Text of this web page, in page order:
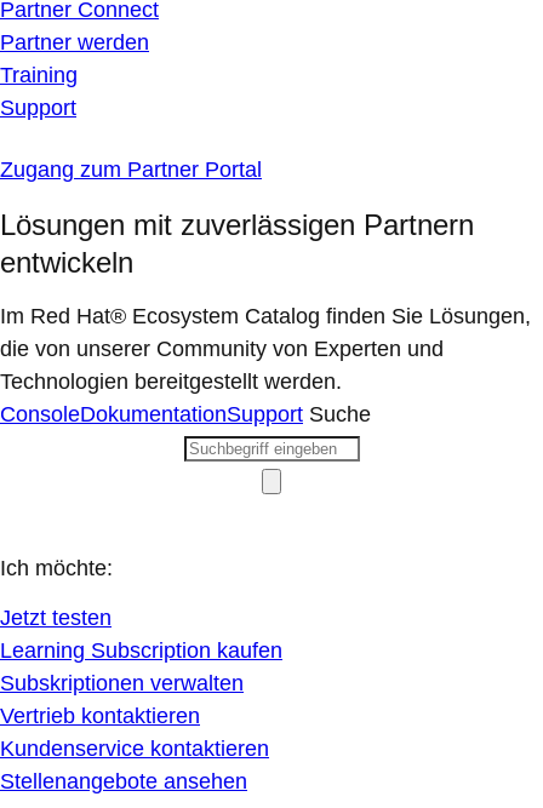
Partner Connect
Partner werden
Training
Support
Zugang zum Partner Portal
Lösungen mit zuverlässigen Partnern
entwickeln
Im Red Hat® Ecosystem Catalog finden Sie Lösungen,
die von unserer Community von Experten und
Technologien bereitgestellt werden.
ConsoleDokumentationSupport Suche
Ich möchte:
Jetzt testen
Learning Subscription kaufen
Subskriptionen verwalten
Vertrieb kontaktieren
Kundenservice kontaktieren
Stellenangebote ansehen